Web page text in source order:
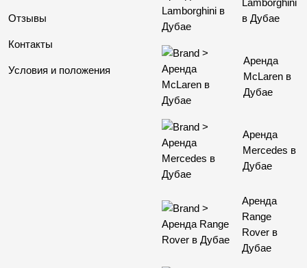
Отзывы
Контакты
Условия и положения
Lamborghini
в Дубае
Аренда
McLaren в
Дубае
Аренда
Mercedes в
Дубае
Аренда
Range
Rover в
Дубае